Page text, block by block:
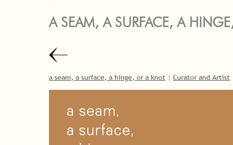
A SEAM, A SURFACE, A
a seam, a surface, a hinge, or a knot | Curator and Artist